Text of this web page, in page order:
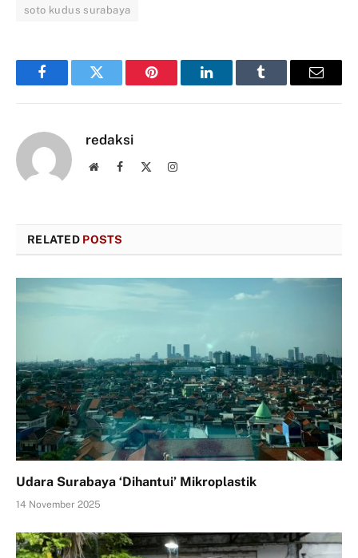
soto kudus surabaya
FacebookTwitter Pinterest LinkedInTumblr Email
redaksi
WebsiteFacebook Instagram
RELATED POSTS
Udara Surabaya ‘Dihantui’ Mikroplastik
14 November 2025